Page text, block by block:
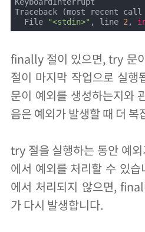
Traceback (most recent
  File
"<stdin>" , line 2 ,
finally 절이 있으면, try 문
절이 마지막 작업으로 실
문이 예외를 생성하는지와
음은 예외가 발생할 때 더
try 절을 실행하는 동안 예
에서 예외를 처리할 수 있
에서 처리되지 않으면,
가 다시 발생합니다.